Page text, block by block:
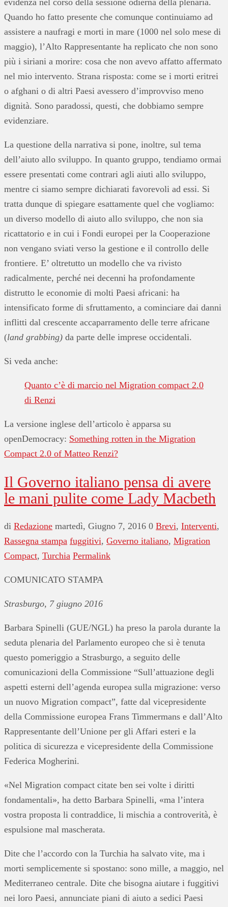
Quando ho fatto presente che comunque continuiamo ad
assistere a naufragi e morti in mare (1000 nel solo mese di
maggio), l’Alto Rappresentante ha replicato che non sono
più i siriani a morire: cosa che non avevo affatto affermato
nel mio intervento. Strana risposta: come se i morti eritrei
o afghani o di altri Paesi avessero d’improvviso meno
dignità. Sono paradossi, questi, che dobbiamo sempre
evidenziare.
La questione della narrativa si pone, inoltre, sul tema
dell’aiuto allo sviluppo. In quanto gruppo, tendiamo ormai
essere presentati come contrari agli aiuti allo sviluppo,
mentre ci siamo sempre dichiarati favorevoli ad essi. Si
tratta dunque di spiegare esattamente quel che vogliamo:
un diverso modello di aiuto allo sviluppo, che non sia
ricattatorio e in cui i Fondi europei per la Cooperazione
non vengano sviati verso la gestione e il controllo delle
frontiere. E’ oltretutto un modello che va rivisto
radicalmente, perché nei decenni ha profondamente
distrutto le economie di molti Paesi africani: ha
intensificato forme di sfruttamento, a cominciare dai danni
inflitti dal crescente accaparramento delle terre africane
(land grabbing) da parte delle imprese occidentali.
Si veda anche:
Quanto c’è di marcio nel Migration compact 2.0
di Renzi
La versione inglese dell’articolo è apparsa su
openDemocracy: Something rotten in the Migration
Compact 2.0 of Matteo Renzi?
Il Governo italiano pensa di avere
le mani pulite come Lady Macbeth
di Redazione martedì, Giugno 7, 2016 0 Brevi, Interventi,
Rassegna stampa fuggitivi, Governo italiano, Migration
Compact, Turchia Permalink
COMUNICATO STAMPA
Strasburgo, 7 giugno 2016
Barbara Spinelli (GUE/NGL) ha preso la parola durante la
seduta plenaria del Parlamento europeo che si è tenuta
questo pomeriggio a Strasburgo, a seguito delle
comunicazioni della Commissione “Sull’attuazione degli
aspetti esterni dell’agenda europea sulla migrazione: verso
un nuovo Migration compact”, fatte dal vicepresidente
della Commissione europea Frans Timmermans e dall’Alto
Rappresentante dell’Unione per gli Affari esteri e la
politica di sicurezza e vicepresidente della Commissione
Federica Mogherini.
«Nel Migration compact citate ben sei volte i diritti
fondamentali», ha detto Barbara Spinelli, «ma l’intera
vostra proposta li contraddice, li mischia a controverità, è
espulsione mal mascherata.
Dite che l’accordo con la Turchia ha salvato vite, ma i
morti semplicemente si spostano: sono mille, a maggio, nel
Mediterraneo centrale. Dite che bisogna aiutare i fuggitivi
nei loro Paesi, annunciate piani di aiuto a sedici Paesi